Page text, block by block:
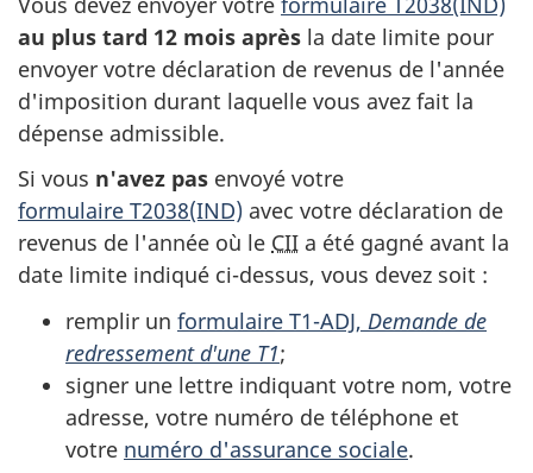
au plus tard 12 mois après la date limite pour
envoyer votre déclaration de revenus de l'année
d'imposition durant laquelle vous avez fait la
dépense admissible.
Si vous n'avez pas envoyé votre
formulaire T2038(IND) avec votre déclaration de
revenus de l'année où le CII a été gagné avant la
date limite indiqué ci-dessus, vous devez soit :
remplir un formulaire T1-ADJ, Demande de
redressement d'une T1;
signer une lettre indiquant votre nom, votre
adresse, votre numéro de téléphone et
votre numéro d'assurance sociale.